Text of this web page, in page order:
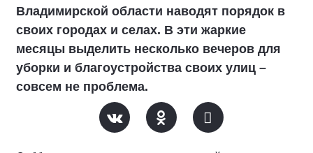
Владимирской области наводят порядок в
своих городах и селах. В эти жаркие
месяцы выделить несколько вечеров для
уборки и благоустройства своих улиц –
совсем не проблема.